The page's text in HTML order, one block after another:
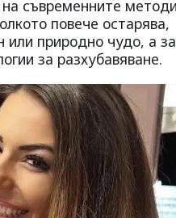
съвременните
повече остарява,
или природно чудо, а
за разхубавяване.